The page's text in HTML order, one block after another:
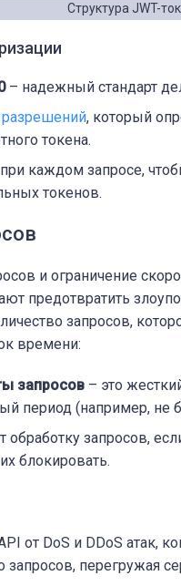
Структура JWT-
– надежный стандарт
разрешений, который
токена.
каждом запросе,
токенов.
и ограничение
предотвратить
запросов,
времени:
запросов – это
период (например, не
обработку запросов,
блокировать.
от DoS и DDoS атак,
запросов, перегружая